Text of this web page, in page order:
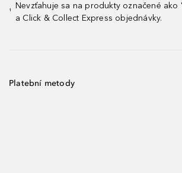
¹
Nevzťahuje sa na produkty označené ako
a Click & Collect Express objednávky.
Platební metody